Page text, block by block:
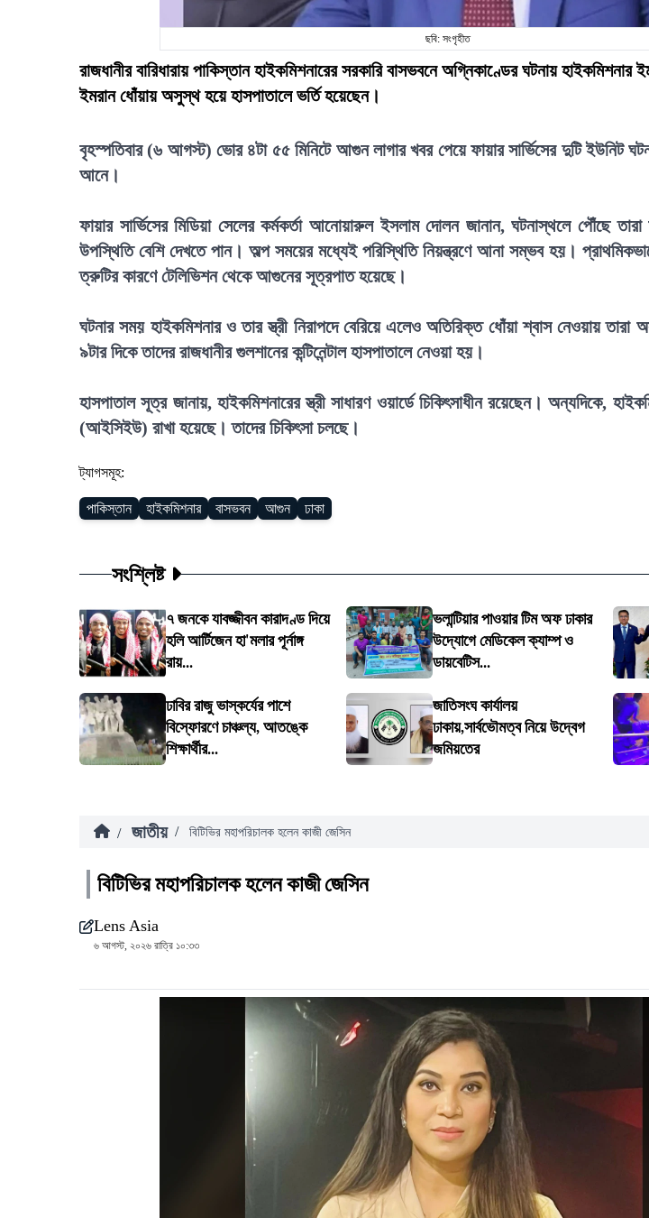
ছবি: সংগৃহীত
রাজধানীর বারিধারায় পাকিস্তান হাইকমিশনারের সরকারি বাসভবনে অগ্নিকাণ্ডের ঘটনায় হাইকমিশনার
ইমরান ধোঁয়ায় অসুস্থ হয়ে হাসপাতালে ভর্তি হয়েছেন।
বৃহস্পতিবার (৬ আগস্ট) ভোর ৪টা ৫৫ মিনিটে আগুন লাগার খবর পেয়ে ফায়ার সার্ভিসের দুটি ইউনিট
আনে।
ফায়ার সার্ভিসের মিডিয়া সেলের কর্মকর্তা আনোয়ারুল ইসলাম দোলন জানান, ঘটনাস্থলে পৌঁছে
উপস্থিতি বেশি দেখতে পান। অল্প সময়ের মধ্যেই পরিস্থিতি নিয়ন্ত্রণে আনা সম্ভব হয়।
ত্রুটির কারণে টেলিভিশন থেকে আগুনের সূত্রপাত হয়েছে।
ঘটনার সময় হাইকমিশনার ও তার স্ত্রী নিরাপদে বেরিয়ে এলেও অতিরিক্ত ধোঁয়া শ্বাস নেওয়ায়
৯টার দিকে তাদের রাজধানীর গুলশানের কন্টিনেন্টাল হাসপাতালে নেওয়া হয়।
হাসপাতাল সূত্র জানায়, হাইকমিশনারের স্ত্রী সাধারণ ওয়ার্ডে চিকিৎসাধীন রয়েছেন। অন্যদিকে,
(আইসিইউ) রাখা হয়েছে। তাদের চিকিৎসা চলছে।
ট্যাগসমূহ:
পাকিস্তান হাইকমিশনার বাসভবন আগুন ঢাকা
সংশ্লিষ্ট
৭ জনকে যাবজ্জীবন কারাদণ্ড দিয়ে
হলি আর্টিজেন হা'মলার পূর্নাঙ্গ
রায়...
ভলান্টিয়ার পাওয়ার টিম অফ ঢাকার
উদ্যোগে মেডিকেল ক্যাম্প ও
ডায়বেটিস...
ঢাবির রাজু ভাস্কর্যের পাশে
বিস্ফোরণে চাঞ্চল্য, আতঙ্কে
শিক্ষার্থীর...
জাতিসংঘ কার্যালয়
ঢাকায়,সার্বভৌমত্ব নিয়ে উদ্বেগ
জমিয়তের
/ জাতীয় / বিটিভির মহাপরিচালক হলেন কাজী জেসিন
বিটিভির মহাপরিচালক হলেন কাজী জেসিন
Lens Asia
৬ আগস্ট, ২০২৬ রাত্রি ১০:৩৩